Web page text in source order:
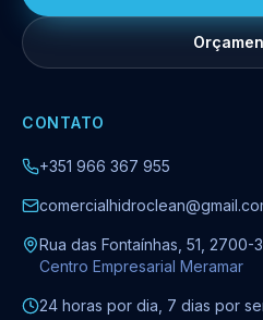
CONTATO
+351 966 367 955
Rua das Fontaínhas, 51, 2700-
Centro Empresarial Meramar
24 horas por dia, 7 dias por